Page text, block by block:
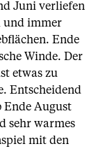
Juni verliefen
und immer
Ende
Winde. Der
etwas zu
Entscheidend
Ende August
sehr warmes
mit den